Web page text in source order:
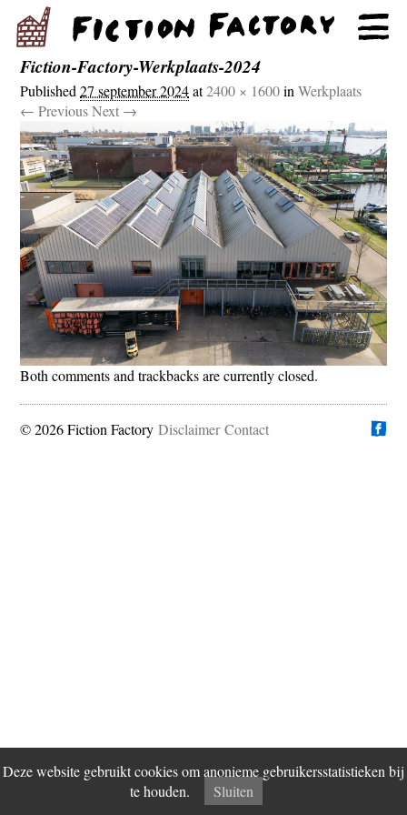
Deze website gebruikt cookies om anonieme gebruikersstatistieken bij
te houden.
Sluiten
Fiction-Factory-Werkplaats-2024
Published27 september 2024at2400 × 1600inWerkplaats
← Previous Next →
Both comments and trackbacks are currently closed.
© 2026 Fiction Factory Disclaimer Contact
Vind ons op